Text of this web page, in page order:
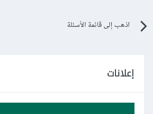
اذهب إلى قائمة الأسئلة
إعلانات